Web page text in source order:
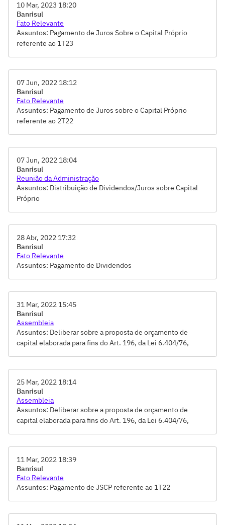
10 Mar, 2023 18:20
Banrisul
Fato Relevante
Assuntos: Pagamento de Juros Sobre o Capital Próprio
referente ao 1T23
07 Jun, 2022 18:12
Banrisul
Fato Relevante
Assuntos: Pagamento de Juros sobre o Capital Próprio
referente ao 2T22
07 Jun, 2022 18:04
Banrisul
Reunião da Administração
Assuntos: Distribuição de Dividendos/Juros sobre Capital
Próprio
28 Abr, 2022 17:32
Banrisul
Fato Relevante
Assuntos: Pagamento de Dividendos
31 Mar, 2022 15:45
Banrisul
Assembleia
Assuntos: Deliberar sobre a proposta de orçamento de
capital elaborada para fins do Art. 196, da Lei 6.404/76,
Destinação dos Resultados, Ratificar o pagamento de Juros
sobre o Capital Próprio e sua imputação aos dividendos,
Remuneração dos Administradores e Conselheiros, Tomada
de Contas-Votação do Relatório da Administração e das
Demonstrações Financeiras
25 Mar, 2022 18:14
Banrisul
Assembleia
Assuntos: Deliberar sobre a proposta de orçamento de
capital elaborada para fins do Art. 196, da Lei 6.404/76,
Destinação dos Resultados, Ratificar o pagamento de Juros
sobre o Capital Próprio e sua imputação aos dividendos,
Remuneração dos Administradores e Conselheiros, Tomada
de Contas-Votação do Relatório da Administração e das
11 Mar, 2022 18:39
Banrisul
Fato Relevante
Assuntos: Pagamento de JSCP referente ao 1T22